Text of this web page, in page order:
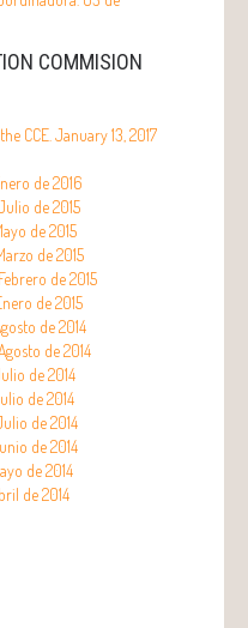
COMMISION
CCE. January 13, 2017
de 2016
de 2015
de 2015
de 2015
de 2015
de 2015
de 2014
de 2014
de 2014
de 2014
de 2014
de 2014
de 2014
de 2014